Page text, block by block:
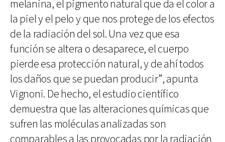
melanina, el pigmento natural que da el color a
la piel y el pelo y que nos protege de los efectos
de la radiación del sol. Una vez que esa
función se altera o desaparece, el cuerpo
pierde esa protección natural, y de ahí todos
los daños que se puedan producir”, apunta
Vignoni. De hecho, el estudio científico
demuestra que las alteraciones químicas que
sufren las moléculas analizadas son